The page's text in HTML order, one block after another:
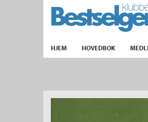
TIL
HJEM HOVEDBOK